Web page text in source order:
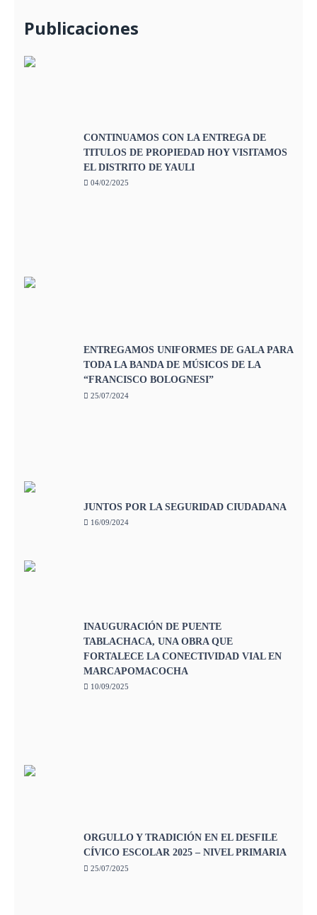
Publicaciones
CONTINUAMOS CON LA ENTREGA DE
TITULOS DE PROPIEDAD HOY VISITAMOS
EL DISTRITO DE YAULI
04/02/2025
ENTREGAMOS UNIFORMES DE GALA PARA
TODA LA BANDA DE MÚSICOS DE LA
“FRANCISCO BOLOGNESI”
25/07/2024
JUNTOS POR LA SEGURIDAD CIUDADANA
16/09/2024
INAUGURACIÓN DE PUENTE
TABLACHACA, UNA OBRA QUE
FORTALECE LA CONECTIVIDAD VIAL EN
MARCAPOMACOCHA
10/09/2025
ORGULLO Y TRADICIÓN EN EL DESFILE
CÍVICO ESCOLAR 2025 – NIVEL PRIMARIA
25/07/2025